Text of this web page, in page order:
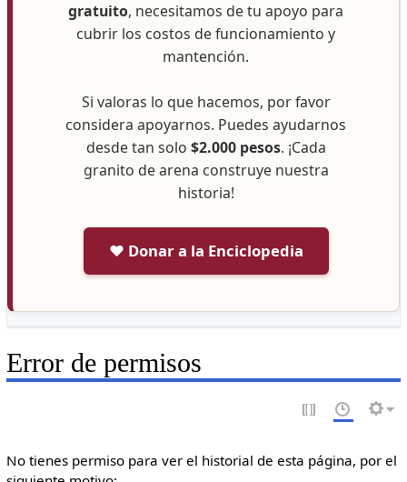
gratuito, necesitamos de tu apoyo para
cubrir los costos de funcionamiento y
mantención.
Si valoras lo que hacemos, por favor
considera apoyarnos. Puedes ayudarnos
desde tan solo $2.000 pesos. ¡Cada
granito de arena construye nuestra
historia!
❤️ Donar a la Enciclopedia
Error de permisos
No tienes permiso para ver el historial de esta página, por el